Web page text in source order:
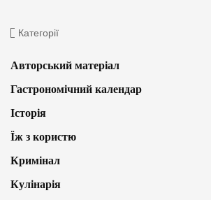
Категорії
Авторський матеріал
Гастрономічний календар
Історія
Їж з користю
Кримінал
Кулінарія